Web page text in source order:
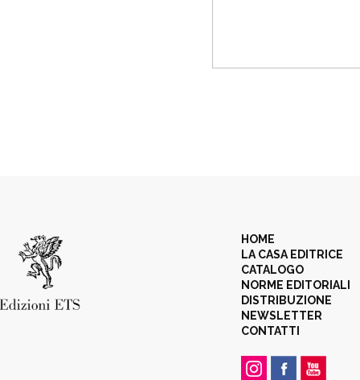
HOME
LA CASA EDITRICE
CATALOGO
NORME EDITORIALI
DISTRIBUZIONE
NEWSLETTER
CONTATTI